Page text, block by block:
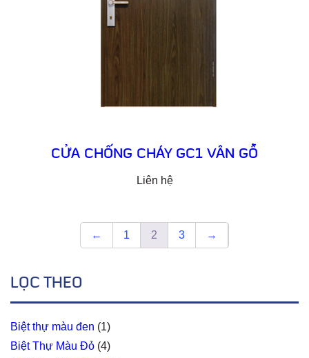
LỌC THEO
Biệt thự màu đen (1)
Biệt Thự Màu Đỏ (4)
CỬA CHỐNG CHÁY GC1 VÂN GỖ
Liên hệ
← 1 2 3 →